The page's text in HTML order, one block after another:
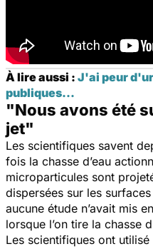
À lire aussi : J'ai peur
publiques...
"Nous avons été
jet"
Les scientifiques savent
fois la chasse d’eau
microparticules sont
dispersées sur les
aucune étude n’avait mis
lorsque l’on tire la chasse
Les scientifiques ont